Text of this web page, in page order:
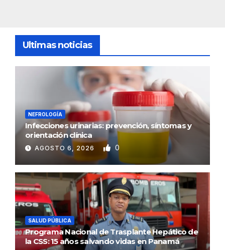
Ultimas noticias
NEFROLOGÍA
Infecciones urinarias: prevención, síntomas y
orientación clínica
AGOSTO 6, 2026 0
SALUD PÚBLICA
Programa Nacional de Trasplante Hepático de
la CSS: 15 años salvando vidas en Panamá